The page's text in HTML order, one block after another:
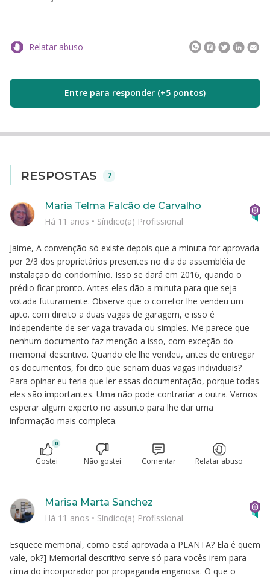
Relatar abuso
Entre para responder (+5 pontos)
RESPOSTAS 7
Jaime, A convenção só existe depois que a minuta for aprovada
por 2/3 dos proprietários presentes no dia da assembléia de
instalação do condomínio. Isso se dará em 2016, quando o
prédio ficar pronto. Antes eles dão a minuta para que seja
votada futuramente. Observe que o corretor lhe vendeu um
apto. com direito a duas vagas de garagem, e isso é
independente de ser vaga travada ou simples. Me parece que
nenhum documento faz menção a isso, com exceção do
memorial descritivo. Quando ele lhe vendeu, antes de entregar
os documentos, foi dito que seriam duas vagas individuais?
Para opinar eu teria que ler essas documentação, porque todas
eles são importantes. Uma não pode contrariar a outra. Vamos
esperar algum experto no assunto para lhe dar uma
informação mais completa.
Maria Telma Falcão de Carvalho
Há 11 anos • Síndico(a) Profissional
0
Gostei Não gostei Comentar Relatar abuso
Esquece memorial, como está aprovada a PLANTA? Ela é quem
vale, ok?] Memorial descritivo serve só para vocês irem para
cima do incorporador por propaganda enganosa. O que o
Marisa Marta Sanchez
Há 11 anos • Síndico(a) Profissional